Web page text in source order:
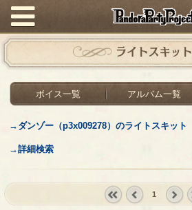
ライトスキット
ボイス一覧 アルバム一覧
→ダンゾー（p3x009278）のライトスキット
→詳細検索
1